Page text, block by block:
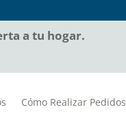
a tu hogar.
Cómo Realizar Pedidos